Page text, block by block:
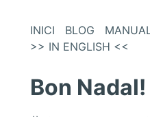
principal
VésINICI BLOG
>> IN ENGLISH <<
Bon Nadal!